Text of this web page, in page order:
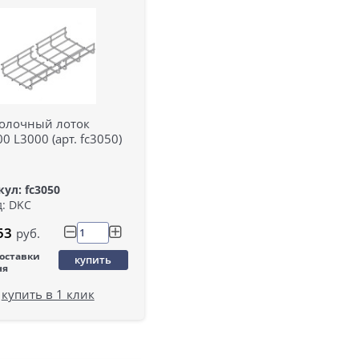
лоток
L3000 (арт. fc3050)
fc3050
DKC
руб.
купить
купить в 1 клик